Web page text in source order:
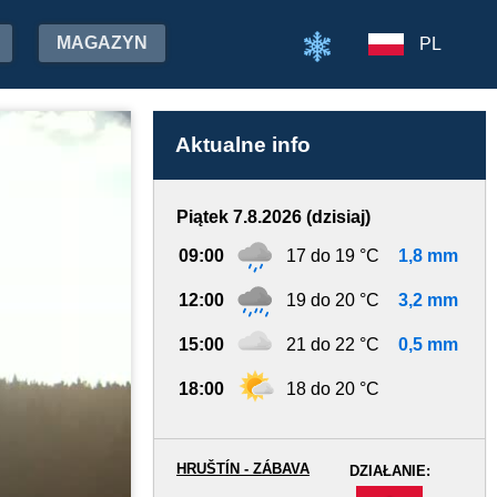
MAGAZYN PL
Aktualne info
Piątek 7.8.2026 (dzisiaj)
09:00 17 do 19 °C 1,8 mm
12:00 19 do 20 °C 3,2 mm
15:00 21 do 22 °C 0,5 mm
18:00 18 do 20 °C
DZIAŁANIE:
HRUŠTÍN - ZÁBAVA